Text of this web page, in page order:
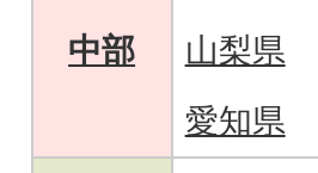
中部
山梨県
愛知県